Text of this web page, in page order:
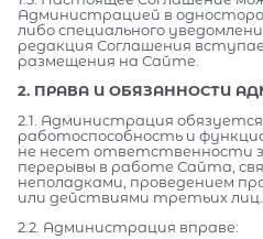
Администрацией в
либо специального
редакция Соглашения
размещения на Сайте.
2. ПРАВА И ОБЯЗАННОСТИ
2.1. Администрация
работоспособность и
не несет ответственности
перерывы в работе Сайта,
неполадками, проведением
или действиями третьих лиц.
2.2. Администрация вправе: